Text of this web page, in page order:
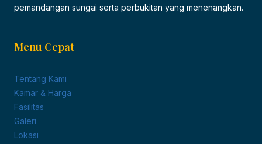
pemandangan sungai serta perbukitan yang menenangkan.
Menu Cepat
Tentang Kami
Kamar & Harga
Fasilitas
Galeri
Lokasi